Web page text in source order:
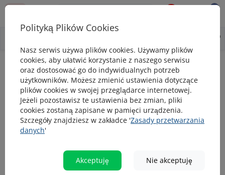
0
Inne marki Akwarystyka AquaLighter Nano - oświetlenie LED
AquaLighter Nano - oświetlenie LED do
akwariów słodkowodnych o pojemności
do 25 litrów
0
Polityką Plików Cookies
Nasz serwis używa plików cookies. Używamy plików
cookies, aby ułatwić korzystanie z naszego serwisu
oraz dostosować go do indywidualnych potrzeb
użytkowników. Możesz zmienić ustawienia dotyczące
plików cookies w swojej przeglądarce internetowej.
Jeżeli pozostawisz te ustawienia bez zmian, pliki
cookies zostaną zapisane w pamięci urządzenia.
Szczegóły znajdziesz w zakładce 'Zasady przetwarzania
danych'
Akceptuję Nie akceptuję